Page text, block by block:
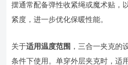
摆通常配备弹性收紧绳或魔术贴，
紧度，进一步优化保暖性能。
关于适用温度范围 ，三合一夹克的
条件下使用。单穿外层夹克时，适